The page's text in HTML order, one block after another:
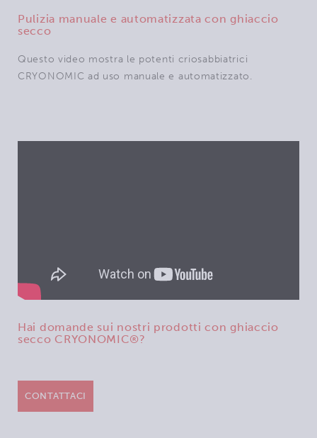
Pulizia manuale e automatizzata con ghiaccio
secco
Questo video mostra le potenti criosabbiatrici
CRYONOMIC ad uso manuale e automatizzato.
Hai domande sui nostri prodotti con ghiaccio
secco CRYONOMIC®?
CONTATTACI